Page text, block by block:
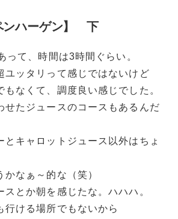
ンハーゲン】 下
って、時間は3時間ぐらい。
ユッタリって感じではないけど
もなくて、調度良い感じでした。
せたジュースのコースもあるんだ
とキャロットジュース以外はちょ
なぁ～的な（笑）
スとか朝を感じたな。ハハハ。
行ける場所でもないから